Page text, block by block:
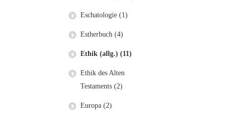
Eschatologie (1)
Estherbuch (4)
Ethik (allg.) (11)
Ethik des Alten
Testaments (2)
Europa (2)